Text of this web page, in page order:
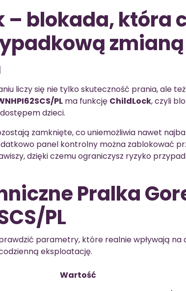
– blokada, która
zmianą
liczy się nie tylko skuteczność prania, ale
PL ma funkcję ChildLock, czyli
dzieci.
zamknięte, co uniemożliwia nawet
panel kontrolny można zablokować
dzięki czemu ograniczysz ryzyko
Pralka
PL
parametry, które realnie wpływają na
eksploatację.
Wartość